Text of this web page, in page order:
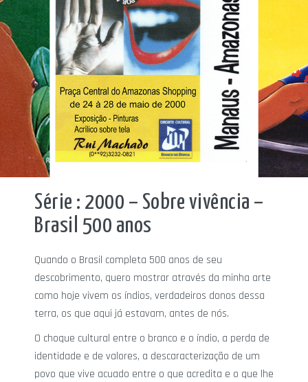
Série : 2000 – Sobre vivência –
Brasil 500 anos
Quando o Brasil completa 500 anos de seu
descobrimento, quero mostrar através da minha arte
como hoje vivem os índios, verdadeiros donos dessa
terra, os que aqui já estavam, antes de nós.
O choque cultural entre o branco e o índio, a perda de
identidade e de valores, a descaracterização de um
povo que vive acuado entre o que acredita e o que lhe